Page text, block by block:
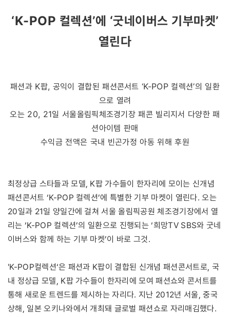
‘K-POP 컬렉션’에 ‘굿네이버스 기부마켓’
열린다
패션과 K팝, 공익이 결합된 패션콘서트 ‘K-POP 컬렉션’의 일환
으로 열려
오는 20, 21일 서울올림픽체조경기장 패콘 빌리지서 다양한 패
션아이템 판매
수익금 전액은 국내 빈곤가정 아동 위해 후원
최정상급 스타들과 모델, K팝 가수들이 한자리에 모이는 신개념
패션콘서트 ‘K-POP 컬렉션’에 특별한 기부 마켓이 열린다. 오는
20일과 21일 양일간에 걸쳐 서울 올림픽공원 체조경기장에서 열
리는 ‘K-POP 컬렉션’의 일환으로 진행되는 ‘희망TV SBS와 굿네
이버스와 함께 하는 기부 마켓’이 바로 그것.
'K-POP컬렉션‘은 패션과 K팝이 결합된 신개념 패션콘서트로, 국
내 정상급 모델, K팝 가수들이 한자리에 모여 패션쇼와 콘서트를
통해 새로운 트렌드를 제시하는 자리다. 지난 2012년 서울, 중국
상해, 일본 오키나와에서 개최돼 글로벌 패션쇼로 자리매김했다.